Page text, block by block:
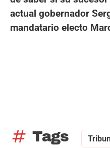
actual gobernador
mandatario electo
tag Tags